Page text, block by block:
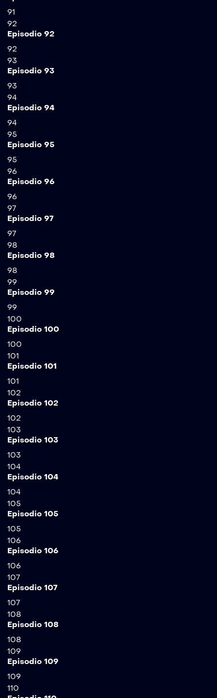
91
92
Episodio 92
92
93
Episodio 93
93
94
Episodio 94
94
95
Episodio 95
95
96
Episodio 96
96
97
Episodio 97
97
98
Episodio 98
98
99
Episodio 99
99
100
Episodio 100
100
101
Episodio 101
101
102
Episodio 102
102
103
Episodio 103
103
104
Episodio 104
104
105
Episodio 105
105
106
Episodio 106
106
107
Episodio 107
107
108
Episodio 108
108
109
Episodio 109
109
110